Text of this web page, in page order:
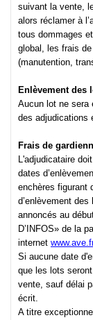
suivant la vente,
alors réclamer à
tous dommages
global, les frais
(manutention,
Enlèvement des
Aucun lot ne sera
des adjudications
Frais de
L'adjudicataire
dates
enchères figurant
d’enlèvement
annoncés au
D’INFOS» de la
internet www.ave.fr
Si aucune date
que les lots
vente, sauf délai
écrit.
A titre